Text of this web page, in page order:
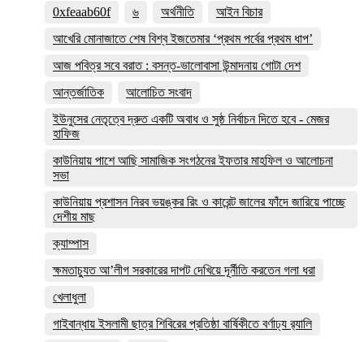
0xfeaab60f
৬ অর্থনীতি
আইন বিচার
আখেরি মোনাজাতে শেষ বিশ্ব ইজতেমার ‘প্রথম পর্বের প্রথম ধাপ’
আজ পবিত্র সবে বরাত : বসন্ত-ভালোবাসা উন্মাদনায় গোটা দেশ
আন্তর্জাতিক
আলোচিত সংবাদ
ইউনুসের নেতৃত্বে দ্রুত একটি অবাধ ও সুষ্ঠ নির্বাচন দিতে হবে - মেজর
হাফিজ
কাউনিয়ায় পাশে আছি সামাজিক সংগঠনের ইফতার মাহফিল ও আলোচনা
সভা
কাউনিয়ায় প্রশাসন নিরব ভয়ঙ্কর রিং ও কারেন্ট জালের ফাঁদে জারিয়ে পাচ্ছে
দেশীয় মাছ
ক্যাম্পাস
ক্ষমতাচ্যুত আ’লীগ সরকারের দাপট দেখিয়ে দূর্নীতি করতেন গলা ধরা
খেলাধুলা
গাইবান্ধায় ইসলামী ছাত্র শিবিরের প্রতিষ্ঠা বার্ষিকীতে বর্ণাঢ্য র‌্যালি